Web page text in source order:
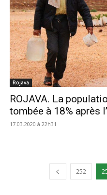
Rojava
ROJAVA. La
tombée à 18% après
17.03.2020 à 22h31
252